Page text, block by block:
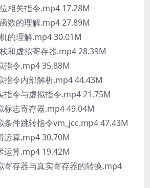
相关指令.mp4 17.28M
数的理解.mp4 27.89M
的理解.mp4 30.01M
和虚拟寄存器.mp4 28.39M
令.mp4 35.88M
令内部解析.mp4 44.43M
令与虚拟指令.mp4 21.75M
志寄存器.mp4 49.04M
件跳转指令vm_jcc.mp4 47.43M
算.mp4 30.70M
算.mp4 19.42M
存器与真实寄存器的转换.mp4